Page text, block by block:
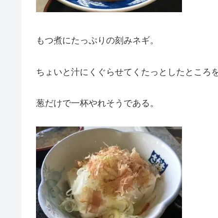
もつ煮にたっぷりの刻みネギ。
ちょいと汁にくぐらせてくたっとしたところ
葱だけで一杯やれそうである。